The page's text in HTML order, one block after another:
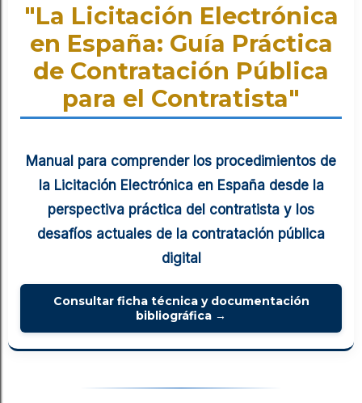
"La Licitación Electrónica
en España: Guía Práctica
de Contratación Pública
para el Contratista"
Manual para comprender los procedimientos de
la Licitación Electrónica en España desde la
perspectiva práctica del contratista y los
desafíos actuales de la contratación pública
digital
Consultar ficha técnica y documentación
bibliográfica →